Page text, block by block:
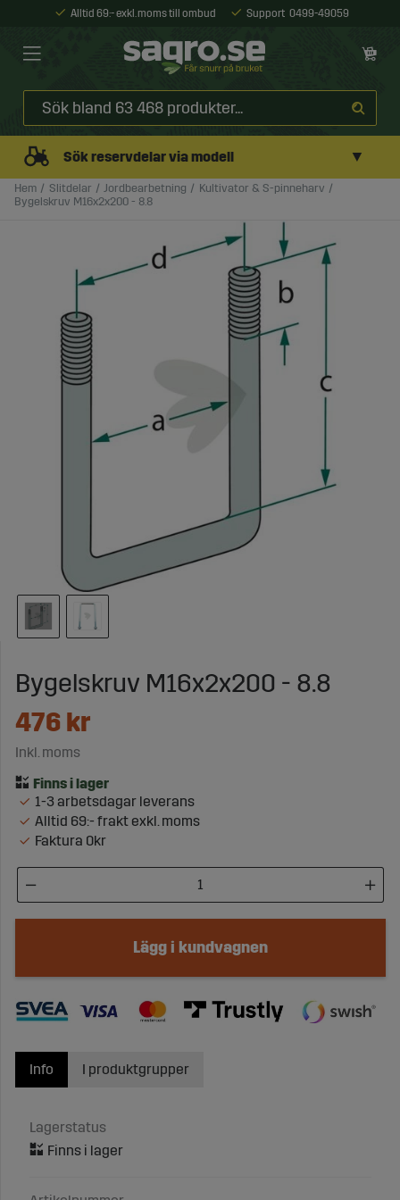
Alltid 69:- exkl. moms till ombud Support 0499-49059
Sök reservdelar via modell ▼
Hem Slitdelar Jordbearbetning
Kultivator & S-pinneharv
Bygelskruv M16x2x200 - 8.8
Bygelskruv M16x2x200 - 8.8
476 kr
Inkl. moms
1-3 arbetsdagar leverans
Alltid 69:- frakt exkl. moms
Faktura 0kr
Lägg i kundvagnen
Info
Lagerstatus
I produktgrupper